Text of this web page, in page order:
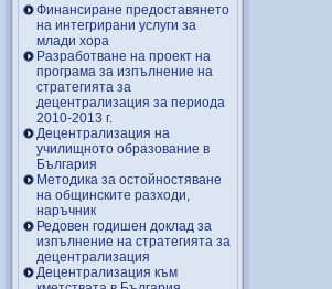
Финансиране предоставянето
на интегрирани услуги за
млади хора
Разработване на проект на
програма за изпълнение на
стратегията за
децентрализация за периода
2010-2013 г.
Децентрализация на
училищното образование в
България
Методика за остойностяване
на общинските разходи,
наръчник
Редовен годишен доклад за
изпълнение на стратегията за
децентрализация
Децентрализация към